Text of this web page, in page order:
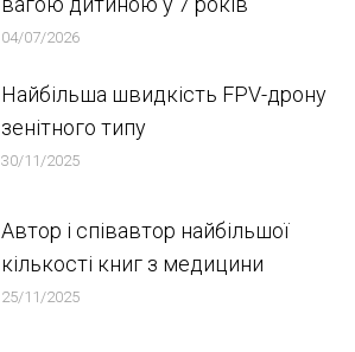
04/07/2026
Найбільша швидкість FPV-дрону
зенітного типу
30/11/2025
Автор і співавтор найбільшої
кількості книг з медицини
25/11/2025